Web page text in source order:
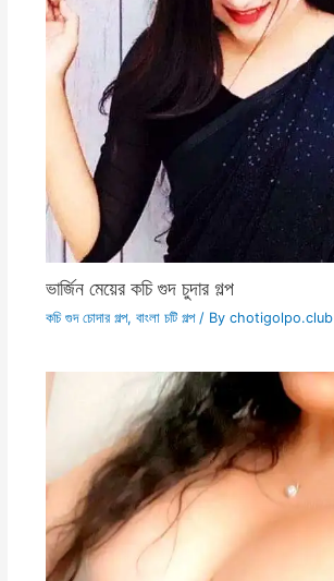
ভার্জিন মেয়ের কচি গুদ চুদার গল্প
কচি গুদ চোদার গল্প, বাংলা চটি গল্প/ By chotigolpo.club